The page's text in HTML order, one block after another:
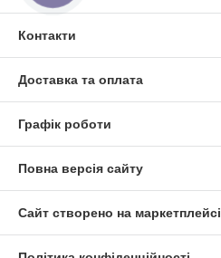
Контакти
Доставка та оплата
Графік роботи
Повна версія сайту
Сайт створено на маркетплейсі